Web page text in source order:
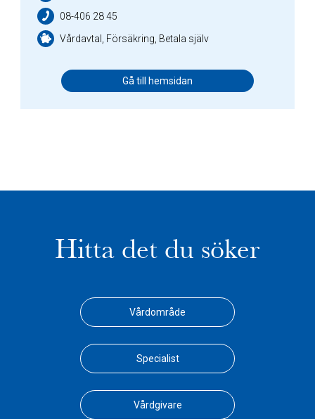
08-406 28 45
Vårdavtal, Försäkring, Betala själv
Gå till hemsidan
Hitta det du söker
Vårdområde
Specialist
Vårdgivare